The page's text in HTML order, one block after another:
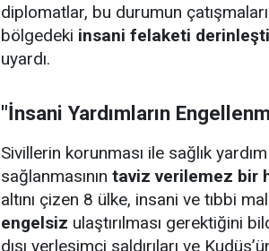
diplomatlar, bu durumun
bölgedeki insani felaketi
uyardı.
"İnsani Yardımların
Sivillerin korunması ile sağlık
sağlanmasının taviz verilemez bir
altını çizen 8 ülke, insani ve tıbbi
engelsiz ulaştırılması gerektiğini
dışı yerleşimci saldırıları ve